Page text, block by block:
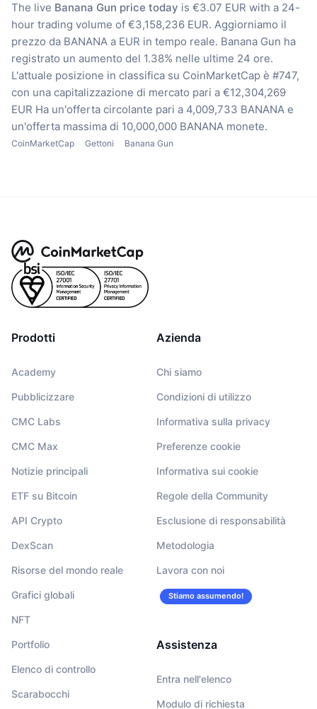
The live Banana Gun price today is €3.07 EUR with a 24-
hour trading volume of €3,158,236 EUR. Aggiorniamo il
prezzo da BANANA a EUR in tempo reale. Banana Gun ha
registrato un aumento del 1.38% nelle ultime 24 ore.
L'attuale posizione in classifica su CoinMarketCap è #747,
con una capitalizzazione di mercato pari a €12,304,269
EUR Ha un'offerta circolante pari a 4,009,733 BANANA e
un'offerta massima di 10,000,000 BANANA monete.
CoinMarketCap Gettoni Banana Gun
Prodotti
Academy
Pubblicizzare
CMC Labs
CMC Max
Notizie principali
ETF su Bitcoin
API Crypto
DexScan
Risorse del mondo reale
Grafici globali
NFT
Portfolio
Elenco di controllo
Scarabocchi
Azienda
Chi siamo
Condizioni di utilizzo
Informativa sulla privacy
Preferenze cookie
Informativa sui cookie
Regole della Community
Esclusione di responsabilità
Metodologia
Lavora con noi
Stiamo assumendo!
Assistenza
Entra nell'elenco
Modulo di richiesta